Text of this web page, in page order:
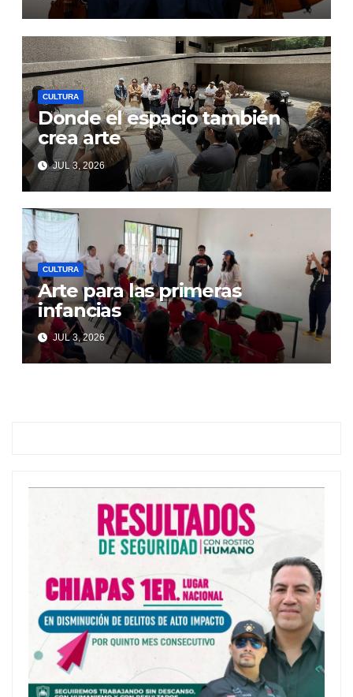
CULTURA
Donde el espacio también
crea arte
JUL 3, 2026
CULTURA
Arte para las primeras
infancias
JUL 3, 2026